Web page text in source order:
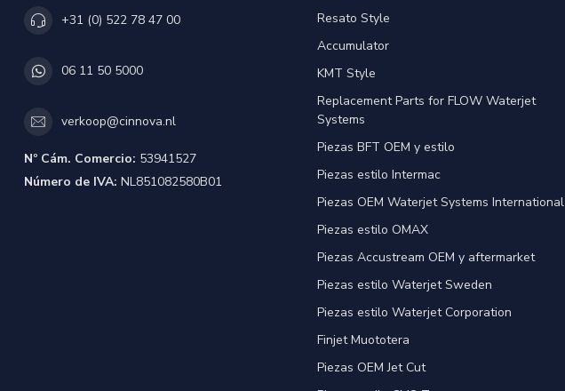
+31 (0) 522 78 47 00
06 11 50 5000
verkoop@cinnova.nl
Nº Cám. Comercio: 53941527
Número de IVA: NL851082580B01
Resato Style
Accumulator
KMT Style
Replacement Parts for FLOW Waterjet
Systems
Piezas BFT OEM y estilo
Piezas estilo Intermac
Piezas OEM Waterjet Systems International
Piezas estilo OMAX
Piezas Accustream OEM y aftermarket
Piezas estilo Waterjet Sweden
Piezas estilo Waterjet Corporation
Finjet Muototera
Piezas OEM Jet Cut